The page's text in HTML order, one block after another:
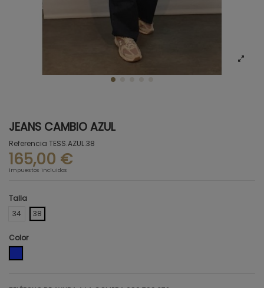
JEANS CAMBIO AZUL
Referencia TESS.AZUL.38
165,00 €
Impuestos incluidos
Talla
34
38
Color